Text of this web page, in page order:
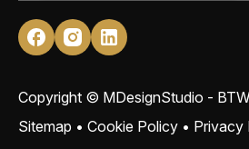
Copyright © MDesignStudio -
Sitemap • Cookie Policy • Privacy